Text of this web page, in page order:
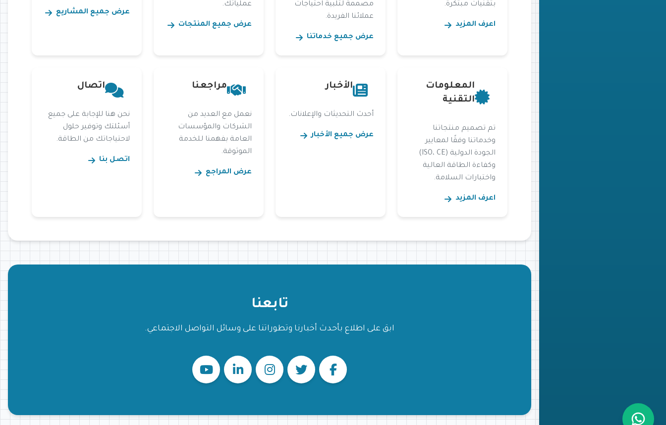
بتقنيات مبتكرة.
اعرف المزيد
مصممة لتلبية احتياجات
عملائنا الفريدة.
عرض جميع خدماتنا
عملياتك.
عرض جميع المنتجات
عرض جميع المشاريع
المعلومات
التقنية
تم تصميم منتجاتنا
وخدماتنا وفقًا لمعايير
الجودة الدولية (ISO، CE)
وكفاءة الطاقة العالية
واختبارات السلامة.
اعرف المزيد
الأخبار
أحدث التحديثات والإعلانات.
عرض جميع الأخبار
مراجعنا
نعمل مع العديد من
الشركات والمؤسسات
العامة بفهمنا للخدمة
الموثوقة.
عرض المراجع
اتصال
نحن هنا للإجابة على جميع
أسئلتك وتوفير حلول
لاحتياجاتك من الطاقة.
اتصل بنا
تابعنا
ابق على اطلاع بأحدث أخبارنا وتطوراتنا على وسائل التواصل الاجتماعي.